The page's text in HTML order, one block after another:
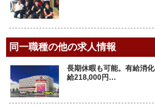
同一職種の他の求人情報
長期休暇も可能。有給消
給218,000円…